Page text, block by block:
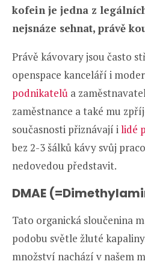
kofein je jedna z
nejsnáze sehnat, právě
Právě kávovary jsou často
openspace kanceláří i
podnikatelů a
zaměstnance a také mu
současnosti přiznávají ilidé
bez 2-3 šálků kávy svůj
nedovedou představit.
DMAE
Tato organická sloučenina
podobu světle žluté
množství nachází v našem